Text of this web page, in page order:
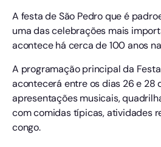
A festa de São Pedro que é
uma das celebrações mais
acontece há cerca de 100 anos
A programação principal da
acontecerá entre os dias 26 e 28
apresentações musicais,
com comidas típicas, atividades
congo.